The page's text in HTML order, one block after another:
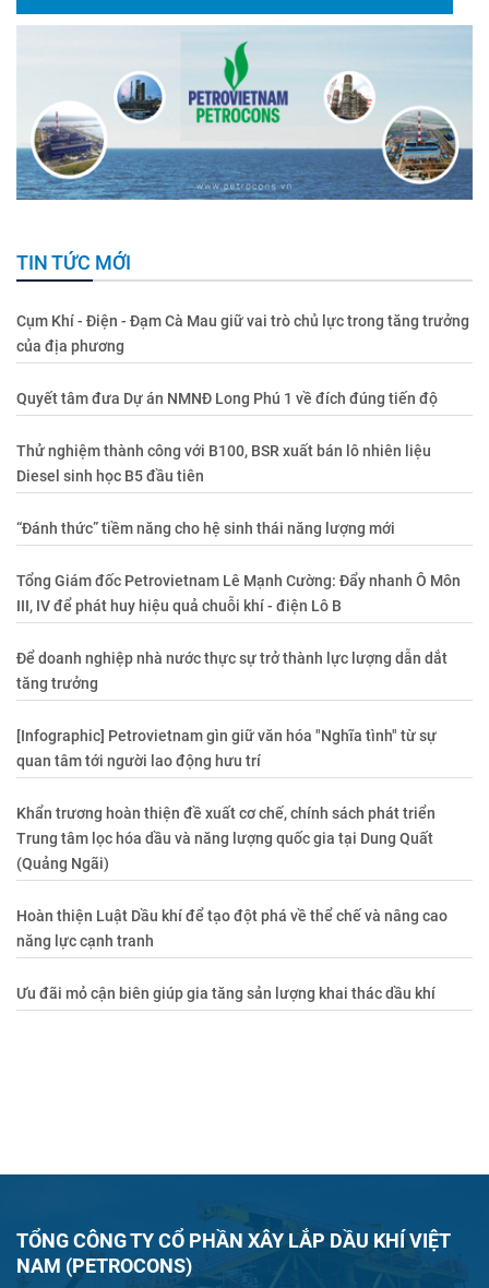
TIN TỨC MỚI
Cụm Khí - Điện - Đạm Cà Mau giữ vai trò chủ lực trong tăng trưởng
của địa phương
Quyết tâm đưa Dự án NMNĐ Long Phú 1 về đích đúng tiến độ
Thử nghiệm thành công với B100, BSR xuất bán lô nhiên liệu
Diesel sinh học B5 đầu tiên
“Đánh thức” tiềm năng cho hệ sinh thái năng lượng mới
Tổng Giám đốc Petrovietnam Lê Mạnh Cường: Đẩy nhanh Ô Môn
III, IV để phát huy hiệu quả chuỗi khí - điện Lô B
Để doanh nghiệp nhà nước thực sự trở thành lực lượng dẫn dắt
tăng trưởng
[Infographic] Petrovietnam gìn giữ văn hóa "Nghĩa tình" từ sự
quan tâm tới người lao động hưu trí
Khẩn trương hoàn thiện đề xuất cơ chế, chính sách phát triển
Trung tâm lọc hóa dầu và năng lượng quốc gia tại Dung Quất
(Quảng Ngãi)
Hoàn thiện Luật Dầu khí để tạo đột phá về thể chế và nâng cao
năng lực cạnh tranh
Ưu đãi mỏ cận biên giúp gia tăng sản lượng khai thác dầu khí
TỔNG CÔNG TY CỔ PHẦN XÂY LẮP DẦU KHÍ VIỆT
NAM (PETROCONS)